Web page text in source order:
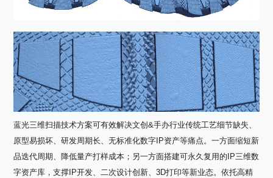
蓝光三维扫描技术方案可有效解决文创&手办行业传统工艺细节缺失、
原型易损坏、研发周期长、无标准化数字 IP资产等痛点。一方面缩短新
品迭代周期、降低量产打样成本；另一方面搭建可永久复用的 IP三维数
字资产库，支撑 IP开发、二次设计创新、3D打印等新业态。依托高精